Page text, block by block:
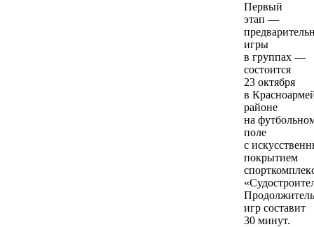
Первый
этап —
игры
в группах —
состоится
23 октября
в
районе
на
поле
с
покрытием
игр составит
30 минут.